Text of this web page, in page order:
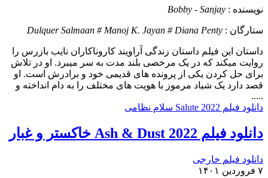
نویسنده : Bobby - Sanjay
ستارگان : Dulquer Salmaan # Manoj K. Jayan # Diana Penty
داستان این فیلم داستان زندگی آراویند کاروناکاران نایب بازرس را
روایت میکند که در یک مرخصی بلند مدت به سر میبرد. او در تلاش
برای حل کردن یکی از پرونده های قدیمی خود و برادرش است. او
قصد دارد یک شیاد مرموز با هویت های مختلف را به دام انداخته و
.....
دانلود فیلم Salute 2022 سلام نظامی
دانلود فیلم Ash & Dust 2022 خاکستر و غبار
دانلود فیلم خارجی
۷ فروردین ۱۴۰۱